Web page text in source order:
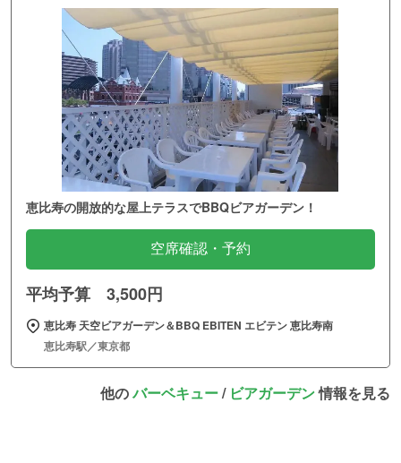
恵比寿の開放的な屋上テラスでBBQビアガーデン！
空席確認・予約
平均予算 3,500円
恵比寿 天空ビアガーデン＆BBQ EBITEN エビテン 恵比寿南
恵比寿駅／東京都
他のバーベキュー/ ビアガーデン情報を見る